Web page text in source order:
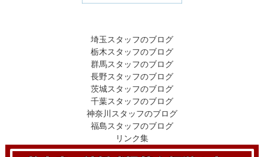
埼玉スタッフのブログ
栃木スタッフのブログ
群馬スタッフのブログ
長野スタッフのブログ
茨城スタッフのブログ
千葉スタッフのブログ
神奈川スタッフのブログ
福島スタッフのブログ
リンク集